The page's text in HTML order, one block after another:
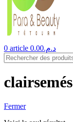
0 article د.م.0.00
clairsemés
Fermer